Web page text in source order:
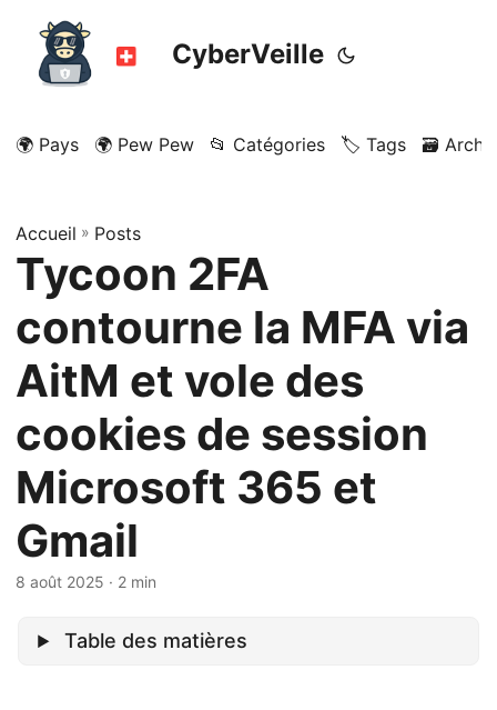
CyberVeille
🌍 Pays 🌍 Pew Pew 📂 Catégories 🏷️ Tags 🗃️
Accueil » Posts
Tycoon 2FA
contourne la MFA via
AitM et vole des
cookies de session
Microsoft 365 et
Gmail
8 août 2025 · 2 min
Table des matières